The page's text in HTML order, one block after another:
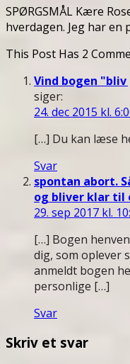
SPØRGSMÅL Kære
hverdagen. Jeg har en
This Post Has 2
Vind bogen
siger:
24. dec 2015 kl.
[…] Du kan læse
Svar
spontan abort.
og bliver klar til
29. sep 2017 kl.
[…] Bogen
dig, som oplever
anmeldt bogen
personlige […]
Svar
Skriv et svar